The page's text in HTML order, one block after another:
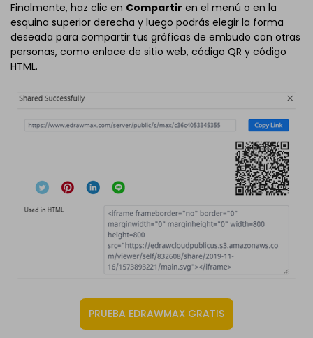
Finalmente, haz clic en Compartir en el menú o en la
esquina superior derecha y luego podrás elegir la forma
deseada para compartir tus gráficas de embudo con otras
personas, como enlace de sitio web, código QR y código
HTML.
PRUEBA EDRAWMAX GRATIS